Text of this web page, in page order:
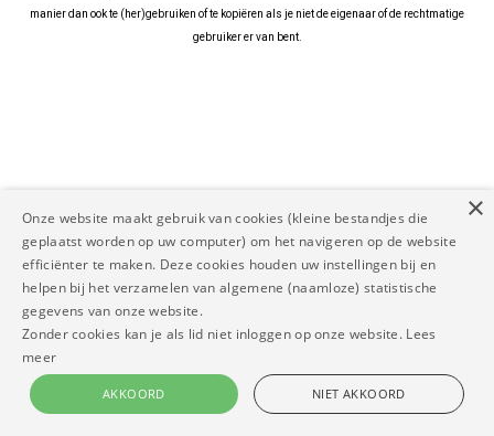
manier dan ook te (her)gebruiken of te kopiëren als je niet de eigenaar of de rechtmatige
gebruiker er van bent.
Onze website maakt gebruik van cookies (kleine bestandjes die
geplaatst worden op uw computer) om het navigeren op de website
efficiënter te maken. Deze cookies houden uw instellingen bij en
helpen bij het verzamelen van algemene (naamloze) statistische
gegevens van onze website.
Zonder cookies kan je als lid niet inloggen op onze website. Lees
meer
AKKOORD NIET AKKOORD
×